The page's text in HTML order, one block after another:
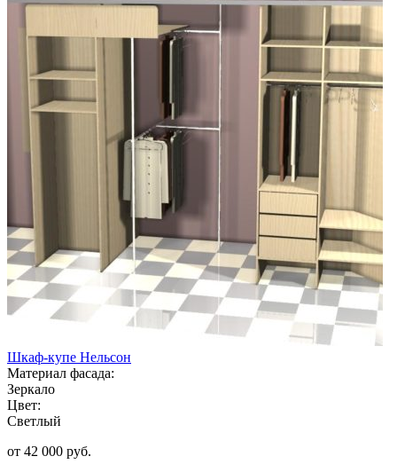
Шкаф-купе Нельсон
Материал фасада:
Зеркало
Цвет:
Светлый
от 42 000 руб.